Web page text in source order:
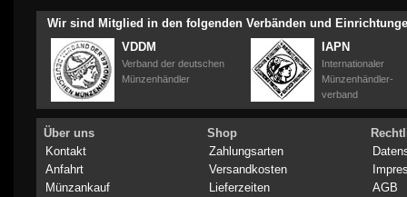
Wir sind Mitglied in den folgenden Verbänden und
VDDM
Verband der deutschen
Münzenhändler
IAPN
Internationaler
Münzenhändler-
verband
Über uns
Kontakt
Anfahrt
Münzankauf
Shop
Zahlungsarten
Versandkosten
Lieferzeiten
AGB